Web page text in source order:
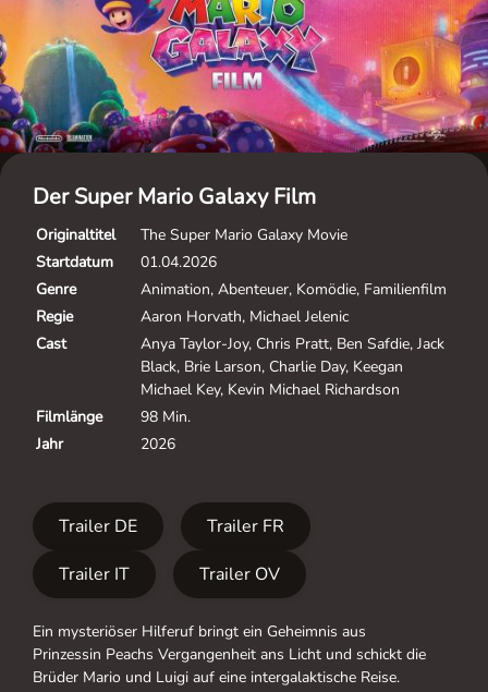
Der Super Mario Galaxy Film
Originaltitel
The Super Mario Galaxy Movie
Startdatum
01.04.2026
Genre
Animation, Abenteuer, Komödie, Familienfilm
Regie
Aaron Horvath, Michael Jelenic
Cast
Anya Taylor-Joy, Chris Pratt, Ben Safdie, Jack
Black, Brie Larson, Charlie Day, Keegan
Michael Key, Kevin Michael Richardson
Filmlänge
98 Min.
Jahr
2026
Trailer DE
Trailer FR
Trailer IT
Trailer OV
Ein mysteriöser Hilferuf bringt ein Geheimnis aus
Prinzessin Peachs Vergangenheit ans Licht und schickt die
Brüder Mario und Luigi auf eine intergalaktische Reise.